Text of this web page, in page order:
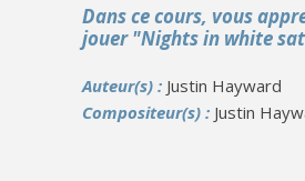
Dans ce cours, vous
jouer "Nights in white
Auteur(s) : Justin Hayward
Compositeur(s) : Justin